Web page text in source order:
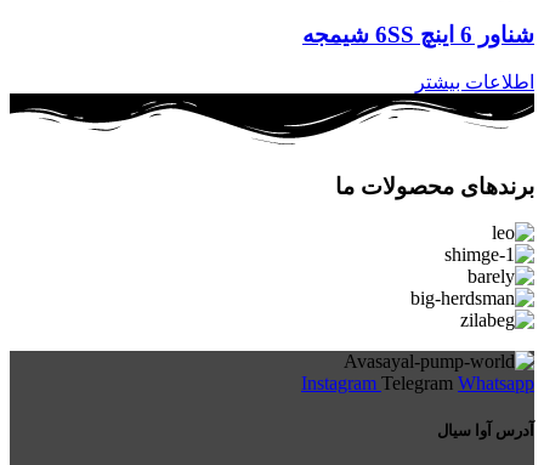
شناور 6 اینچ 6SS شیمجه
اطلاعات بیشتر
برندهای محصولات ما
Instagram Telegram Whatsapp
آدرس آوا سیال